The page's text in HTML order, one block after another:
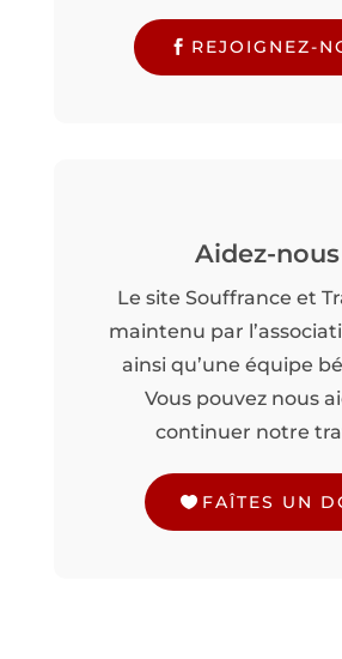
REJOIGNEZ-
Aidez-nous
Le site Souffrance et
maintenu par
ainsi qu’une équipe
Vous pouvez nous
continuer notre
FAÎTES UN